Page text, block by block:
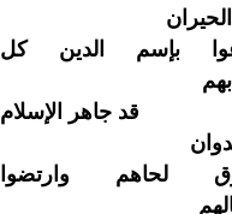
بإسم الدين كل
جاهر الإسلام
لحاهم وارتضوا